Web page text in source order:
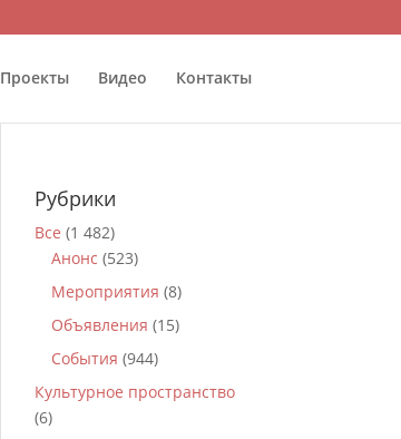
Проекты Видео Контакты
Рубрики
Все (1 482)
Анонс (523)
Мероприятия (8)
Объявления (15)
События (944)
Культурное пространство
(6)